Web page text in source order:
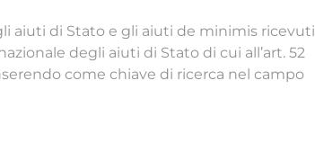
aiuti di Stato e gli aiuti de minimis ricevuti
degli aiuti di Stato di cui all’art. 52
come chiave di ricerca nel campo